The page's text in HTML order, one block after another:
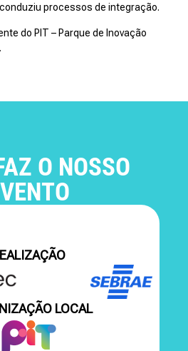
processos de integração.
do PIT – Parque de Inovação
O NOSSO
LOCAL